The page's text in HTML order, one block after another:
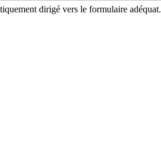
dirigé vers le formulaire adéquat.